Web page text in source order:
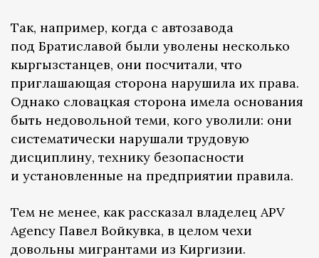
Так, например, когда с автозавода
под Братиславой были уволены несколько
кыргызстанцев, они посчитали, что
приглашающая сторона нарушила их права.
Однако словацкая сторона имела основания
быть недовольной теми, кого уволили: они
систематически нарушали трудовую
дисциплину, технику безопасности
и установленные на предприятии правила.
Тем не менее, как рассказал владелец APV
Agency Павел Войкувка, в целом чехи
довольны мигрантами из Киргизии.